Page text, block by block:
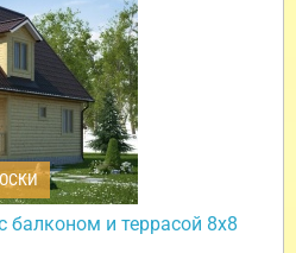
и террасой 8х8